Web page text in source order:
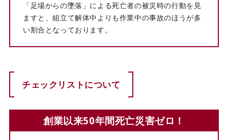
「足場からの墜落」による死亡者の被災時の行動を見
ますと、組立て解体中よりも作業中の事故のほうが多
い割合となっております。
チェックリストについて
創業以来50年間死亡災害ゼロ！